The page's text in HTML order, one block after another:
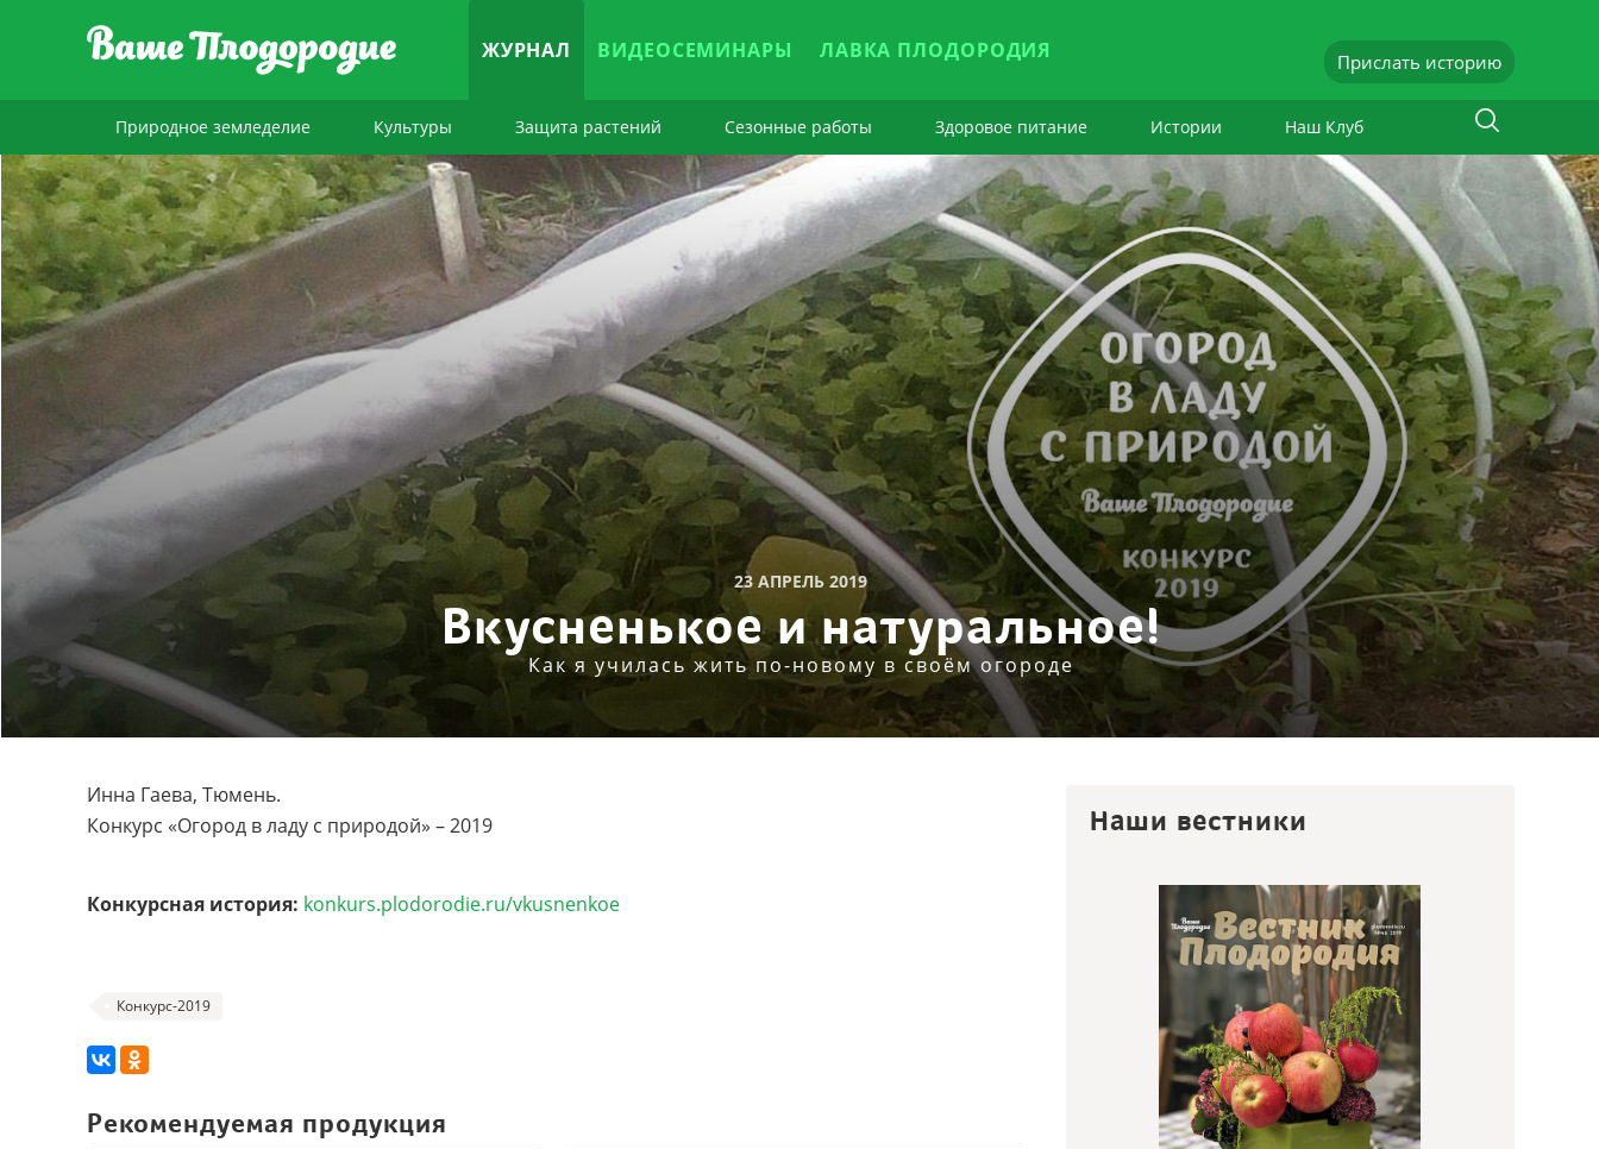
ЖУРНАЛ ВИДЕОСЕМИНАРЫ ЛАВКА ПЛОДОРОДИЯ Прислать историю
Природное земледелие Культуры Защита растений Сезонные работы Здоровое питание Истории Наш Клуб
23 АПРЕЛЬ 2019
Вкусненькое и натуральное!
Как я училась жить по-новому в своём огороде
Инна Гаева, Тюмень.
Конкурс «Огород в ладу с природой» – 2019
Конкурсная история: konkurs.plodorodie.ru/vkusnenkoe
Конкурс-2019
Рекомендуемая продукция
Наши вестники